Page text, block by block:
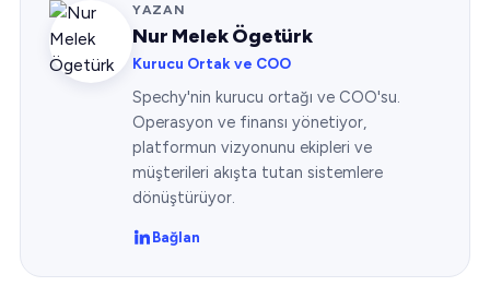
YAZAN
Nur Melek Ögetürk
Kurucu Ortak ve COO
Spechy'nin kurucu ortağı ve COO'su.
Operasyon ve finansı yönetiyor,
platformun vizyonunu ekipleri ve
müşterileri akışta tutan sistemlere
dönüştürüyor.
Bağlan